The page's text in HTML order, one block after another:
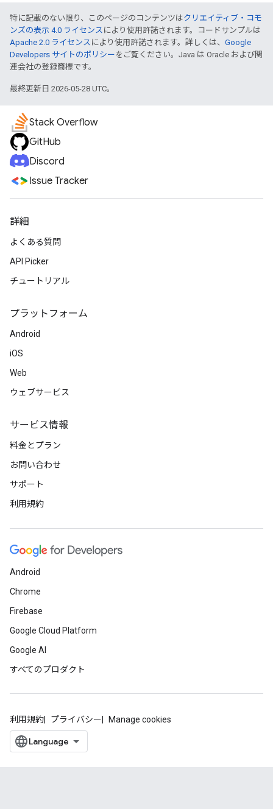
特に記載のない限り、このページのコンテンツはクリエイティブ・コモ
ンズの表示 4.0 ライセンス により使用許諾されます。コードサンプルは
Apache 2.0 ライセンス により使用許諾されます。詳しくは、 Google
Developers サイトのポリシー をご覧ください。Java は Oracle および関
連会社の登録商標です。
最終更新日 2026-05-28 UTC。
Stack Overflow
GitHub
Discord
Issue Tracker
詳細
よくある質問
API Picker
チュートリアル
プラットフォーム
Android
iOS
Web
ウェブサービス
サービス情報
料金とプラン
お問い合わせ
サポート
利用規約
Android
Chrome
Firebase
Google Cloud Platform
Google AI
すべてのプロダクト
利用規約 プライバシー Manage cookies